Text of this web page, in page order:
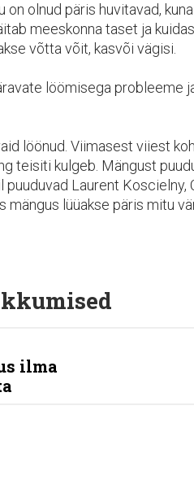
on olnud päris huvitavad,
meeskonna taset ja
võtta võit, kasvõi vägisi.
löömisega probleeme
löönud. Viimasest viiest
teisiti kulgeb. Mängust
puuduvad Laurent Koscielny,
mängus lüüakse päris mitu
ilma